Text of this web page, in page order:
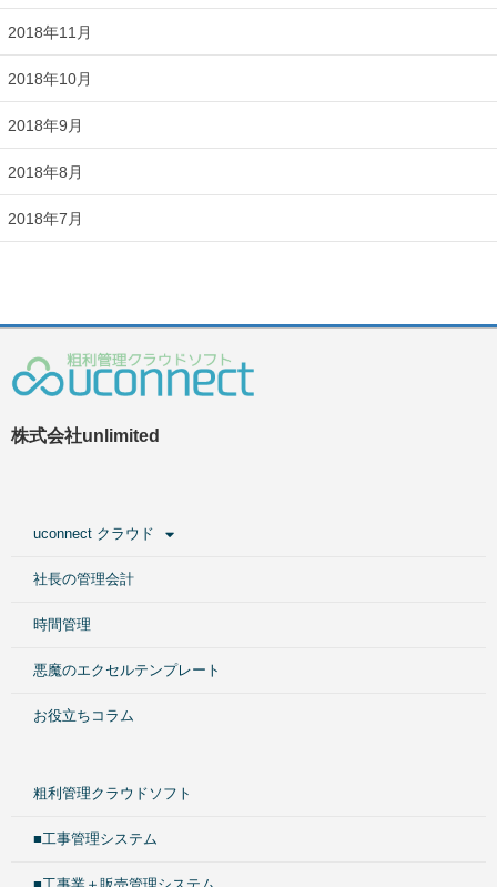
2018年11月
2018年10月
2018年9月
2018年8月
2018年7月
株式会社unlimited
uconnect クラウド
社長の管理会計
時間管理
悪魔のエクセルテンプレート
お役立ちコラム
粗利管理クラウドソフト
■工事管理システム